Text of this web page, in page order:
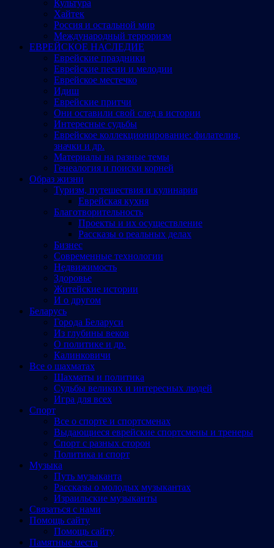
Культура
Хайтек
Россия и остальной мир
Международный терроризм
ЕВРЕЙСКОЕ НАСЛЕДИЕ
Еврейские праздники
Еврейские песни и мелодии
Еврейское местечко
Идиш
Еврейские притчи
Они оставили свой след в истории
Интересные судьбы
Еврейское коллекционирование: филателия,
значки и др.
Материалы на разные темы
Генеалогия и поиски корней
Образ жизни
Туризм, путешествия и кулинария
Еврейская кухня
Благотворительность
Проекты и их осуществление
Рассказы о реальных делах
Бизнес
Современные технологии
Недвижимость
Здоровье
Житейские истории
И о другом
Беларусь
Города Беларуси
Из глубины веков
О политике и др.
Калинковичи
Все о шахматах
Шахматы и политика
Судьбы великих и интересных людей
Игра для всех
Спорт
Все о спорте и спортсменах
Выдающиеся еврейские спортсмены и тренеры
Спорт с разных сторон
Политика и спорт
Музыка
Путь музыканта
Рассказы о молодых музыкантах
Израильские музыканты
Cвязаться с нами
Помощь сайту
Помощь сайту
Памятные места